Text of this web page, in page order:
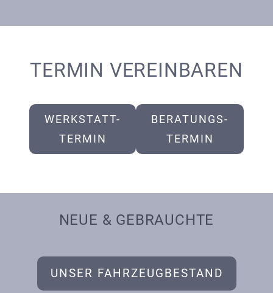
TERMIN VEREINBAREN
WERKSTATT-
TERMIN
BERATUNGS-
TERMIN
NEUE & GEBRAUCHTE
UNSER FAHRZEUGBESTAND